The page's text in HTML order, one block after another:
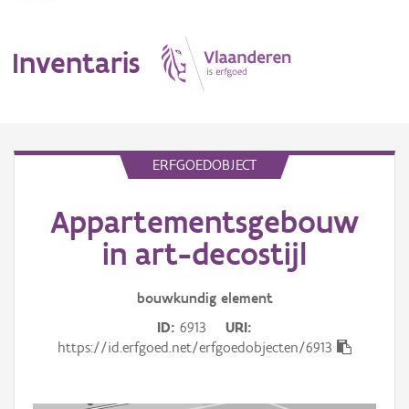
Inventaris
Erfgoedobject
Aanduidingsobject
ERFGOEDOBJECT
Appartementsgebouw
in art-decostijl
bouwkundig element
ID 6913
URI
https://id.erfgoed.net/erfgoedobjecten/6913